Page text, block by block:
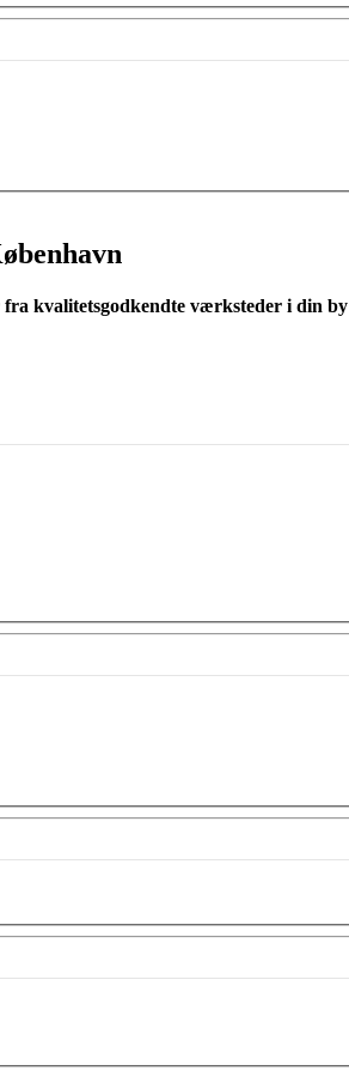
fra kvalitetsgodkendte værksteder i din by